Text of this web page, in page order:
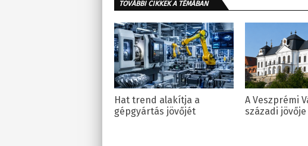
TOVÁBBI CIKKEK A TÉMÁBAN
Hat trend alakítja a
gépgyártás jövőjét
A Veszprémi
századi jövője